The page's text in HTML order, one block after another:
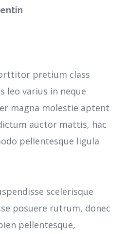
pretium class
leo varius in neque
magna molestie aptent
auctor mattis, hac
pellentesque ligula
scelerisque
posuere rutrum, donec
pellentesque,